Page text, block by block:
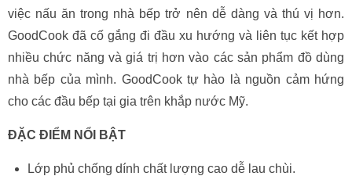
việc nấu ăn trong nhà bếp trở nên dễ dàng và thú vị hơn.
GoodCook đã cố gắng đi đầu xu hướng và liên tục kết hợp
nhiều chức năng và giá trị hơn vào các sản phẩm đồ dùng
nhà bếp của mình. GoodCook tự hào là nguồn cảm hứng
cho các đầu bếp tại gia trên khắp nước Mỹ.
ĐẶC ĐIỂM NỔI BẬT
Lớp phủ chống dính chất lượng cao dễ lau chùi.